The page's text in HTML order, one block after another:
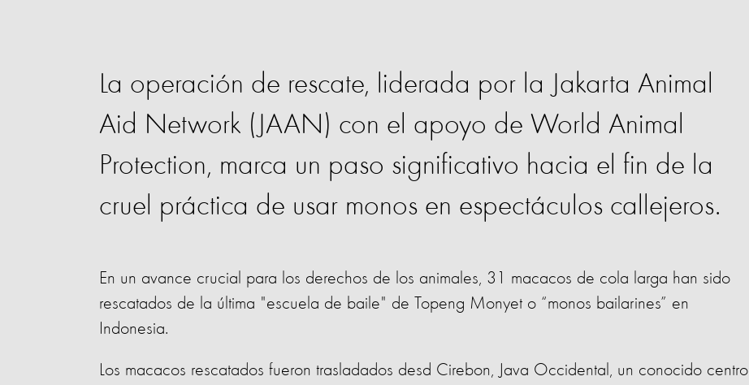
La operación de rescate, liderada por la Jakarta Animal
Aid Network (JAAN) con el apoyo de World Animal
Protection, marca un paso significativo hacia el fin de la
cruel práctica de usar monos en espectáculos callejeros.
En un avance crucial para los derechos de los animales, 31 macacos de cola larga han sido
rescatados de la última "escuela de baile" de Topeng Monyet o “monos bailarines” en
Indonesia.
Los macacos rescatados fueron trasladados desd Cirebon, Java Occidental, un conocido centro